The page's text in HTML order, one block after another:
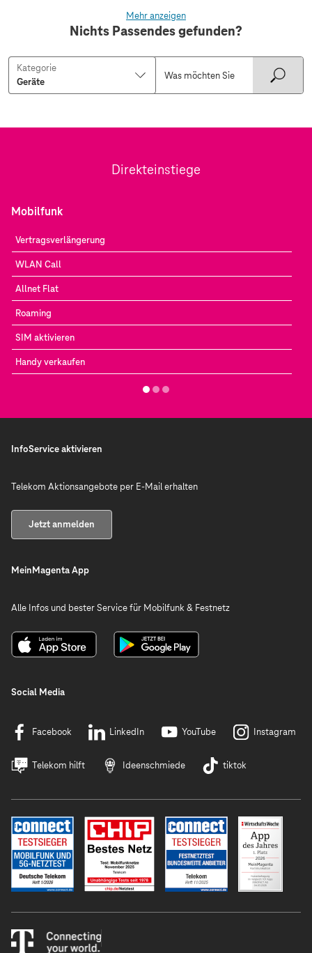
Mehr anzeigen
Nichts Passendes gefunden?
Kategorie
Direkteinstiege
Mobilfunk
Vertragsverlängerung
WLAN Call
Allnet Flat
Roaming
SIM aktivieren
Handy verkaufen
InfoService aktivieren
Telekom Aktionsangebote per E-Mail erhalten
Jetzt anmelden
MeinMagenta App
Alle Infos und bester Service für Mobilfunk & Festnetz
Social Media
Facebook LinkedIn YouTube Instagram
Telekom hilft Ideenschmiede tiktok